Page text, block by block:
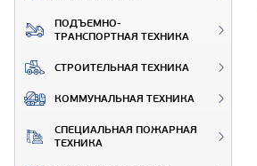
ПОДЪЕМНО-
ТРАНСПОРТНАЯ ТЕХНИКА
СТРОИТЕЛЬНАЯ ТЕХНИКА
КОММУНАЛЬНАЯ ТЕХНИКА
СПЕЦИАЛЬНАЯ ПОЖАРНАЯ
ТЕХНИКА